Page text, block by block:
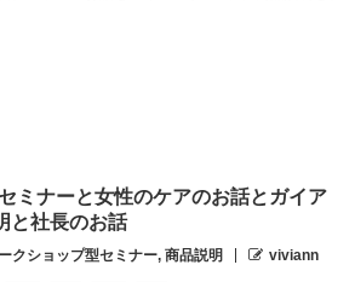
ミナーと女性のケアのお話とガイア
と社長のお話
クショップ型セミナー, 商品説明 viviann